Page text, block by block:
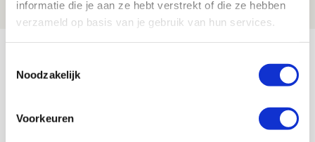
informatie die je aan ze hebt verstrekt of die ze hebben
verzameld op basis van je gebruik van hun services.
Noodzakelijk
Voorkeuren
NIEUWS
spreekt over Godts, Baas en
07 AUGUSTUS 2026 - 14:13